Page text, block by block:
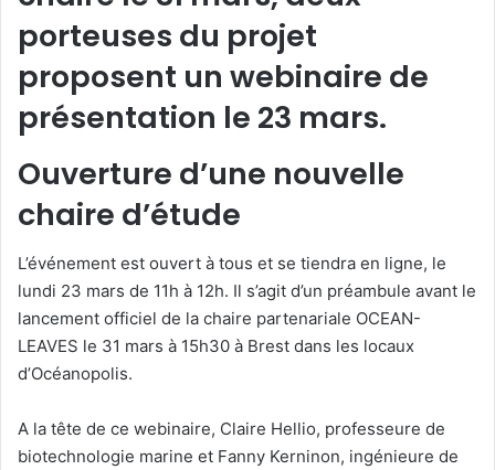
porteuses du projet
proposent un webinaire de
présentation le 23 mars.
Ouverture d’une nouvelle
chaire d’étude
L’événement est ouvert à tous et se tiendra en ligne, le
lundi 23 mars de 11h à 12h. Il s’agit d’un préambule avant le
lancement officiel de la chaire partenariale OCEAN-
LEAVES le 31 mars à 15h30 à Brest dans les locaux
d’Océanopolis.
A la tête de ce webinaire, Claire Hellio, professeure de
biotechnologie marine et Fanny Kerninon, ingénieure de